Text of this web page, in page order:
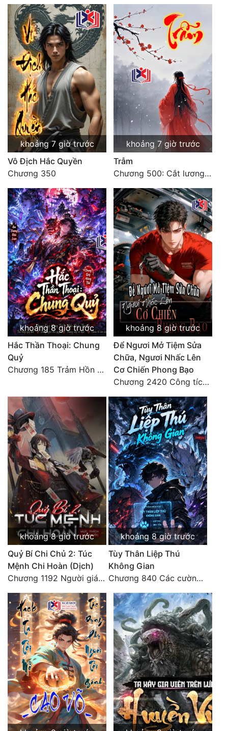
khoảng 7 giờ trước
Vô Địch Hắc Quyền
Chương 350
khoảng 7 giờ trước
Trẫm
Chương 500: Cắt lương thực là có thể thu hồi Macao (1)
khoảng 8 giờ trước
Hắc Thần Thoại: Chung
Quỷ
Chương 185 Trảm Hồn Đao Cơ Trương Ngưng Dao
khoảng 8 giờ trước
Để Ngươi Mở Tiệm Sửa
Chữa, Ngươi Nhấc Lên
Cơ Chiến Phong Bạo
Chương 2420 Công tích vĩ đại!! Cơ Tu Chi Thần?!
khoảng 8 giờ trước
Quỷ Bí Chi Chủ 2: Túc
Mệnh Chi Hoàn (Dịch)
Chương 1192 Người giám thị
khoảng 8 giờ trước
Tùy Thân Liệp Thú
Không Gian
Chương 840 Các cường giả Hằng Tinh cấp khác đâu?